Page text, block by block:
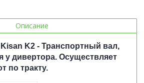
Описание
K2 - Транспортный вал,
у дивертора. Осуществляет
по тракту.